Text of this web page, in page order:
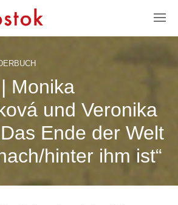
Monika
und Veronika
Ende der Welt
hinter ihm ist“